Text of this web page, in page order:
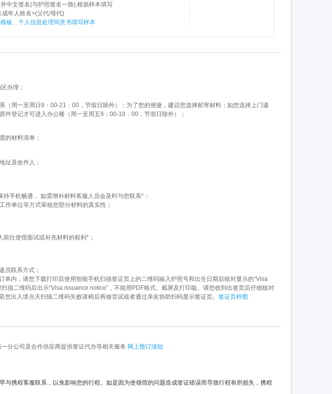
中文签名(与护照签名一致),根据样本填写
年人姓名+(父代/母代)
板
个人信息处理同意书填写样本
办理；
（周一至周日9：00-21：00，节假日除外）；为了您的便捷，建议您选择邮寄材料；如您选择上门递
件登记才可进入办公楼（周一至周五9：00-18：00，节假日除外）；
的材料清单；
址及收件人；
手机畅通， 如需增补材料客服人员会及时与您联系*；
作单位等方式审核您部分材料的真实性；
往使馆面试或补充材料的权利*；
员联系方式；
单内，请您下载打印后使用智能手机扫描签证页上的二维码输入护照号和出生日期后核对显示的“Visa
描二维码后出示“Visa issuance notice”，不能用PDF格式、截屏及打印版。请您收到出签页后仔细核对
您出入境当天扫描二维码失败请稍后再做尝试或者通过亲友协助扫码显示签证页。 签证页样图
分公司及合作供应商提供签证代办等相关服务 网上预订须知
携程客服联系，以免影响您的行程。如是因为使领馆的问题造成签证错误而导致行程有所损失，携程